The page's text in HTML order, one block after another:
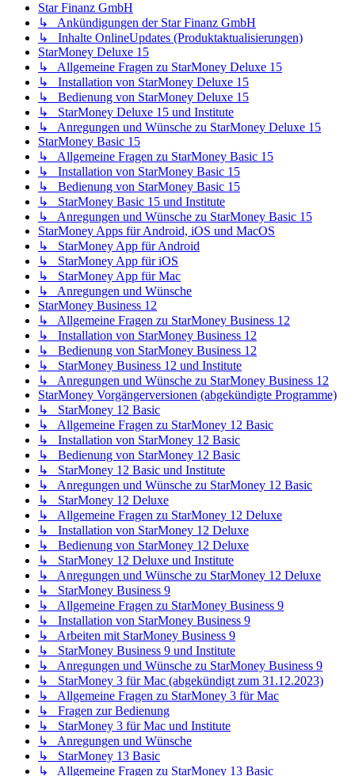
Star Finanz GmbH
↳ Ankündigungen der Star Finanz GmbH
↳ Inhalte OnlineUpdates (Produktaktualisierungen)
StarMoney Deluxe 15
↳ Allgemeine Fragen zu StarMoney Deluxe 15
↳ Installation von StarMoney Deluxe 15
↳ Bedienung von StarMoney Deluxe 15
↳ StarMoney Deluxe 15 und Institute
↳ Anregungen und Wünsche zu StarMoney Deluxe 15
StarMoney Basic 15
↳ Allgemeine Fragen zu StarMoney Basic 15
↳ Installation von StarMoney Basic 15
↳ Bedienung von StarMoney Basic 15
↳ StarMoney Basic 15 und Institute
↳ Anregungen und Wünsche zu StarMoney Basic 15
StarMoney Apps für Android, iOS und MacOS
↳ StarMoney App für Android
↳ StarMoney App für iOS
↳ StarMoney App für Mac
↳ Anregungen und Wünsche
StarMoney Business 12
↳ Allgemeine Fragen zu StarMoney Business 12
↳ Installation von StarMoney Business 12
↳ Bedienung von StarMoney Business 12
↳ StarMoney Business 12 und Institute
↳ Anregungen und Wünsche zu StarMoney Business 12
StarMoney Vorgängerversionen (abgekündigte Programme)
↳ StarMoney 12 Basic
↳ Allgemeine Fragen zu StarMoney 12 Basic
↳ Installation von StarMoney 12 Basic
↳ Bedienung von StarMoney 12 Basic
↳ StarMoney 12 Basic und Institute
↳ Anregungen und Wünsche zu StarMoney 12 Basic
↳ StarMoney 12 Deluxe
↳ Allgemeine Fragen zu StarMoney 12 Deluxe
↳ Installation von StarMoney 12 Deluxe
↳ Bedienung von StarMoney 12 Deluxe
↳ StarMoney 12 Deluxe und Institute
↳ Anregungen und Wünsche zu StarMoney 12 Deluxe
↳ StarMoney Business 9
↳ Allgemeine Fragen zu StarMoney Business 9
↳ Installation von StarMoney Business 9
↳ Arbeiten mit StarMoney Business 9
↳ StarMoney Business 9 und Institute
↳ Anregungen und Wünsche zu StarMoney Business 9
↳ StarMoney 3 für Mac (abgekündigt zum 31.12.2023)
↳ Allgemeine Fragen zu StarMoney 3 für Mac
↳ Fragen zur Bedienung
↳ StarMoney 3 für Mac und Institute
↳ Anregungen und Wünsche
↳ StarMoney 13 Basic
↳ Allgemeine Fragen zu StarMoney 13 Basic